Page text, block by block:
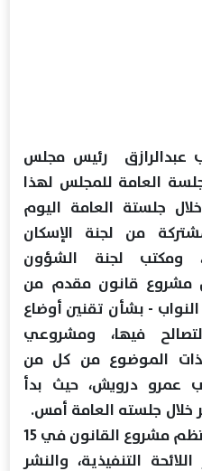
عبدالرازق رئيس مجلس
العامة للمجلس لهذا
جلستة العامة اليوم
من لجنة الإسكان
ومكتب لجنة الشؤون
مشروع قانون مقدم من
- بشأن تقنين أوضاع
فيها، ومشروعي
ذات الموضوع من كل من
عمرو درويش، حيث بدأ
خلال جلسته العامة أمس.
وانتظم مشروع القانون في 15
التنفيذية، والنشر